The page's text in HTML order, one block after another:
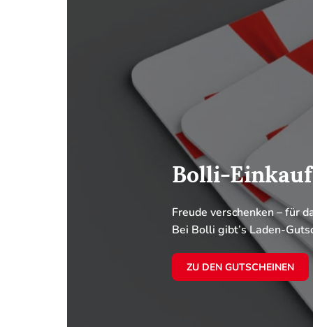
Découvrir
Trouver la machine à
Präzise, zuverlässig,
VOIR LES MACHINES À